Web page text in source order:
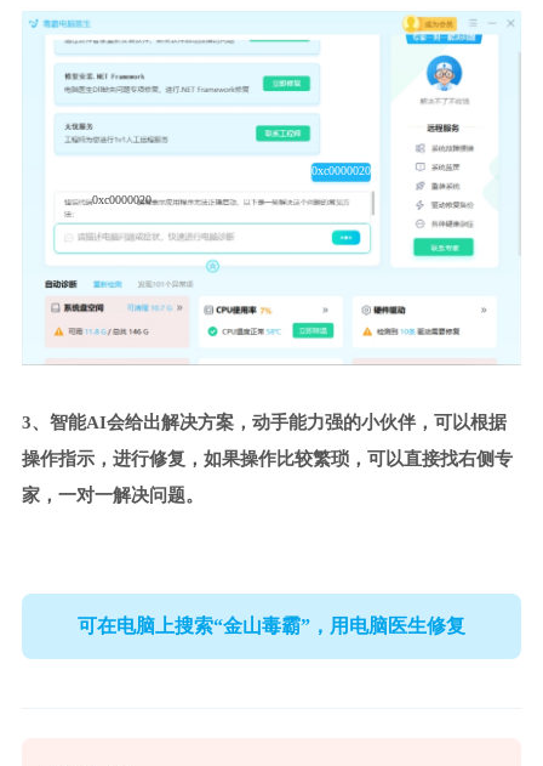
0xc0000020
0xc0000020
3、智能AI会给出解决方案，动手能力强的小伙伴，可以根据
操作指示，进行修复，如果操作比较繁琐，可以直接找右侧专
家，一对一解决问题。
可在电脑上搜索“金山毒霸”，用电脑医生修复